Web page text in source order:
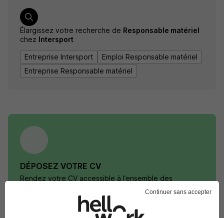
Élargissez votre recherche de Responsable matériel
chez Intersport
Entreprise Intersport
Emploi Responsable matériel
Entreprise Responsable matériel
DÉPOSEZ VOTRE CV
Rendez votre CV accessible à l’ensemble des
Rendre mon CV visible
Continuer sans accepter